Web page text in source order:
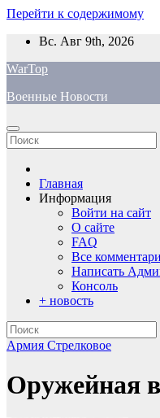
Перейти к содержимому
Вс. Авг 9th, 2026
WarTop
Военные Новости
Главная
Информация
Войти на сайт
О сайте
FAQ
Все
Написать
Консоль
+ новость
Армия Стрелковое
Оружейная